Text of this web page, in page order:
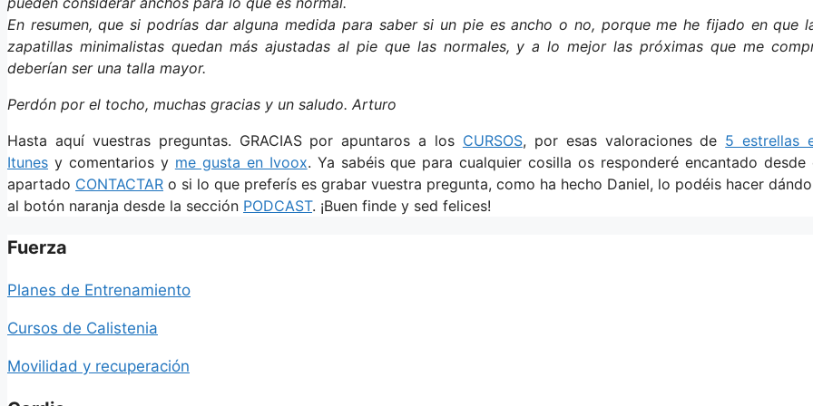
En resumen, que si podrías dar alguna medida para saber si un pie es ancho o no, porque me he fijado en que
zapatillas minimalistas quedan más ajustadas al pie que las normales, y a lo mejor las próximas que me
deberían ser una talla mayor.
Perdón por el tocho, muchas gracias y un saludo. Arturo
Hasta aquí vuestras preguntas. GRACIAS por apuntaros a los CURSOS, por esas valoraciones de 5 estrellas
Itunes y comentarios y me gusta en Ivoox. Ya sabéis que para cualquier cosilla os responderé encantado desde
apartado CONTACTAR o si lo que preferís es grabar vuestra pregunta, como ha hecho Daniel, lo podéis hacer
al botón naranja desde la sección PODCAST. ¡Buen finde y sed felices!
Fuerza
Planes de Entrenamiento
Cursos de Calistenia
Movilidad y recuperación